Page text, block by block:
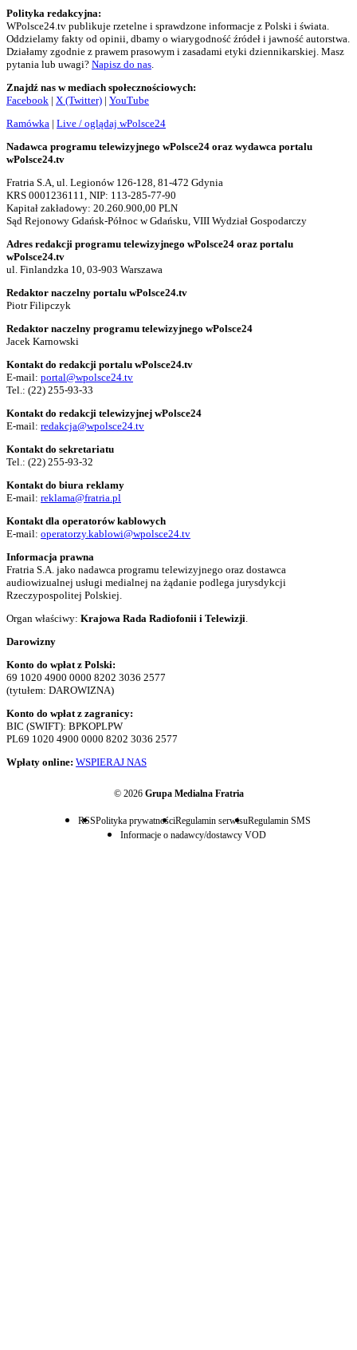
Polityka redakcyjna:
WPolsce24.tv publikuje rzetelne i sprawdzone informacje z Polski i świata.
Oddzielamy fakty od opinii, dbamy o wiarygodność źródeł i jawność autorstwa.
Działamy zgodnie z prawem prasowym i zasadami etyki dziennikarskiej. Masz
pytania lub uwagi? Napisz do nas.
Znajdź nas w mediach społecznościowych:
Facebook | X (Twitter) | YouTube
Ramówka | Live / oglądaj wPolsce24
Nadawca programu telewizyjnego wPolsce24 oraz wydawca portalu
wPolsce24.tv
Fratria S.A, ul. Legionów 126-128, 81-472 Gdynia
KRS 0001236111, NIP: 113-285-77-90
Kapitał zakładowy: 20.260.900,00 PLN
Sąd Rejonowy Gdańsk-Północ w Gdańsku, VIII Wydział Gospodarczy
Adres redakcji programu telewizyjnego wPolsce24 oraz portalu
wPolsce24.tv
ul. Finlandzka 10, 03-903 Warszawa
Redaktor naczelny portalu wPolsce24.tv
Piotr Filipczyk
Redaktor naczelny programu telewizyjnego wPolsce24
Jacek Karnowski
Kontakt do redakcji portalu wPolsce24.tv
E-mail: portal@wpolsce24.tv
Tel.: (22) 255-93-33
Kontakt do redakcji telewizyjnej wPolsce24
E-mail: redakcja@wpolsce24.tv
Kontakt do sekretariatu
Tel.: (22) 255-93-32
Kontakt do biura reklamy
E-mail: reklama@fratria.pl
Kontakt dla operatorów kablowych
E-mail: operatorzy.kablowi@wpolsce24.tv
Informacja prawna
Fratria S.A. jako nadawca programu telewizyjnego oraz dostawca
audiowizualnej usługi medialnej na żądanie podlega jurysdykcji
Rzeczypospolitej Polskiej.
Organ właściwy: Krajowa Rada Radiofonii i Telewizji.
Darowizny
Konto do wpłat z Polski:
69 1020 4900 0000 8202 3036 2577
(tytułem: DAROWIZNA)
Konto do wpłat z zagranicy:
BIC (SWIFT): BPKOPLPW
PL69 1020 4900 0000 8202 3036 2577
Wpłaty online: WSPIERAJ NAS
© 2026 Grupa Medialna Fratria
RSSPolityka prywatnościRegulamin serwisuRegulamin SMS
Informacje o nadawcy/dostawcy VOD